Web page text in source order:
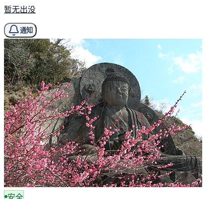
暂无出没
通知